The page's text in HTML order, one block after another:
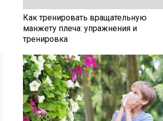
Как тренировать вращательную
манжету плеча: упражнения и
тренировка